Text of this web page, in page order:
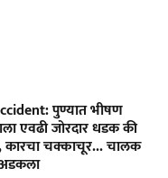
पुण्यात भीषण
एवढी जोरदार धडक की
चक्काचूर... चालक